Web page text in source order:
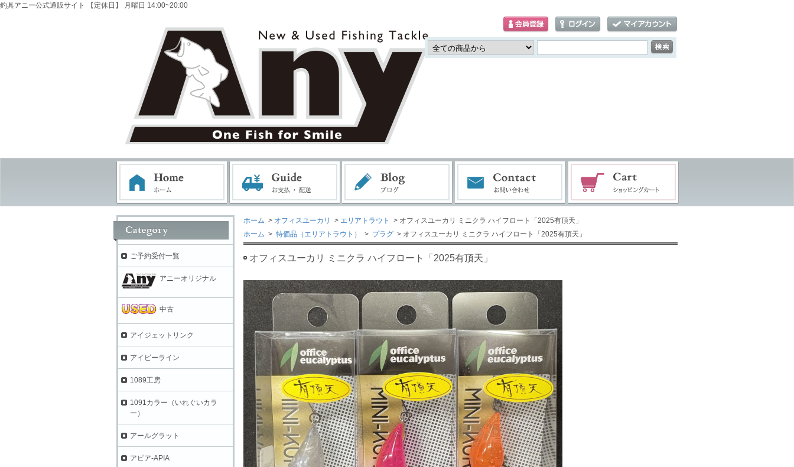
釣具アニー公式通販サイト 【定休日】 月曜日 14:00~20:00
ホーム > オフィスユーカリ > エリアトラウト
> オフィスユーカリ ミニクラ ハイフロート「2025有頂天」
ホーム > 特価品（エリアトラウト） > プラグ > オフィスユーカリ ミニクラ ハイフロート「2025有頂天」
オフィスユーカリ ミニクラ ハイフロート「2025有頂天」
ご予約受付一覧
アニーオリジナル
中古
アイジェットリンク
アイビーライン
1089工房
1091カラー（いれぐいカラ
ー）
アールグラット
アピア-APIA